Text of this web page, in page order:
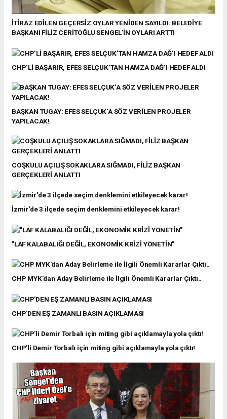
İTİRAZ EDİLEN GEÇERSİZ OYLAR YENİDEN SAYILDI: BELEDİYE
BAŞKANI FİLİZ CERİTOĞLU SENGEL'İN OYLARI ARTTI
CHP’Lİ BAŞARIR, EFES SELÇUK’TAN HAMZA DAĞ’I HEDEF ALDI
BAŞKAN TUGAY: EFES SELÇUK’A SÖZ VERİLEN PROJELER
YAPILACAK!
COŞKULU AÇILIŞ SOKAKLARA SIĞMADI, FİLİZ BAŞKAN
GERÇEKLERİ ANLATTI
İzmir'de 3 ilçede seçim denklemini etkileyecek karar!
"LAF KALABALIĞI DEĞİL, EKONOMİK KRİZİ YÖNETİN"
CHP MYK'dan Aday Belirleme ile İlgili Önemli Kararlar Çıktı..
CHP'DEN EŞ ZAMANLI BASIN AÇIKLAMASI
CHP'li Demir Torbalı için miting gibi açıklamayla yola çıktı!